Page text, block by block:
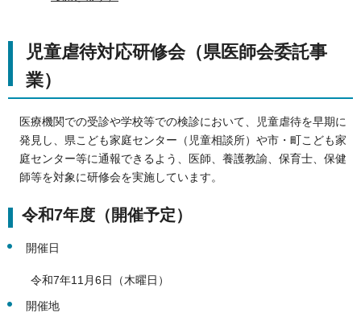
児童虐待対応研修会（県医師会委託事
業）
医療機関での受診や学校等での検診において、児童虐待を早期に
発見し、県こども家庭センター（児童相談所）や市・町こども家
庭センター等に通報できるよう、医師、養護教諭、保育士、保健
師等を対象に研修会を実施しています。
令和7年度（開催予定）
開催日
令和7年11月6日（木曜日）
開催地